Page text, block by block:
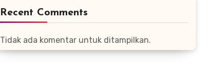
Recent Comments
Tidak ada komentar untuk ditampilkan.